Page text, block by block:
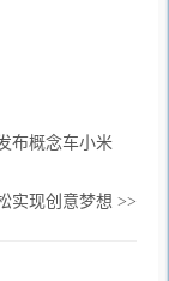
布概念车小米
实现创意梦想>>